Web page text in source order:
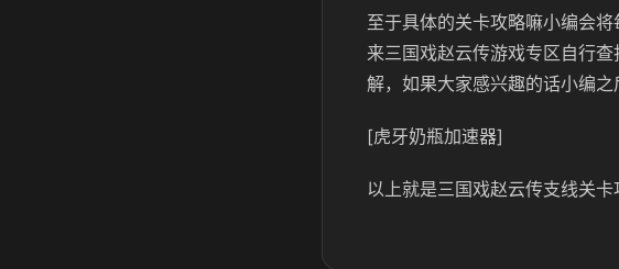
至于具体的关卡攻略嘛小编会
来三国戏赵云传游戏专区自行
解，如果大家感兴趣的话小编之
[虎牙奶瓶加速器]
以上就是三国戏赵云传支线关卡